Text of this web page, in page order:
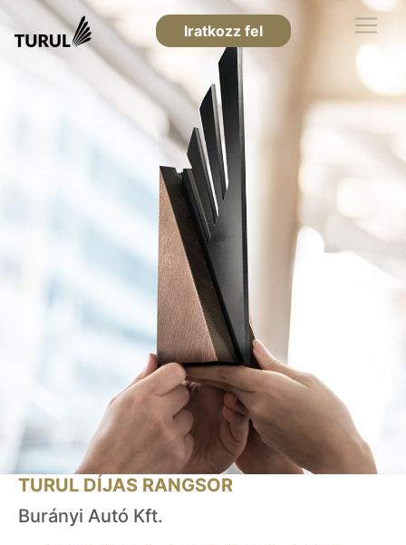
Iratkozz fel
TURUL DÍJAS RANGSOR
Burányi Autó Kft.